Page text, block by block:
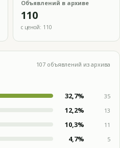
Объявлений в архиве
110
с ценой: 110
107 объявлений из архива
32,7%
35
12,2%
13
10,3%
11
4,7%
5